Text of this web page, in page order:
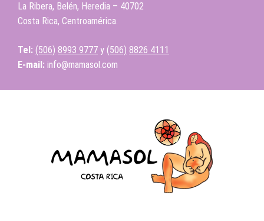
La Ribera, Belén, Heredia – 40702
Costa Rica, Centroamérica.
Tel: (506) 8993 9777 y (506) 8826 4111
E-mail: info@mamasol.com